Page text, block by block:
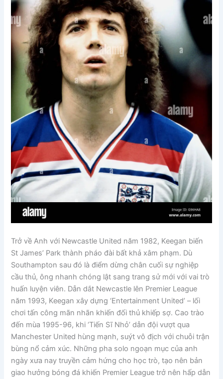
Trở về Anh với Newcastle United năm 1982, Keegan biến
St James’ Park thành pháo đài bất khả xâm phạm. Dù
Southampton sau đó là điểm dừng chân cuối sự nghiệp
cầu thủ, ông nhanh chóng lật sang trang sử mới với vai trò
huấn luyện viên. Dẫn dắt Newcastle lên Premier League
năm 1993, Keegan xây dựng ‘Entertainment United’ – lối
chơi tấn công mãn nhãn khiến đối thủ khiếp sợ. Cao trào
đến mùa 1995-96, khi ‘Tiến Sĩ Nhỏ’ dẫn đội vượt qua
Manchester United hùng mạnh, suýt vô địch với chuỗi trận
bùng nổ cảm xúc. Những pha solo ngoạn mục của anh
ngày xưa nay truyền cảm hứng cho học trò, tạo nên bản
giao hưởng bóng đá khiến Premier League trở nên hấp dẫn